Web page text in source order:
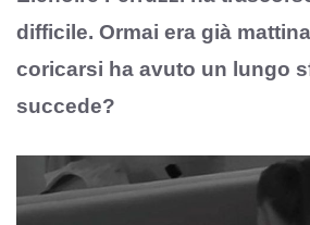
difficile. Ormai era già
coricarsi ha avuto un lungo
succede?